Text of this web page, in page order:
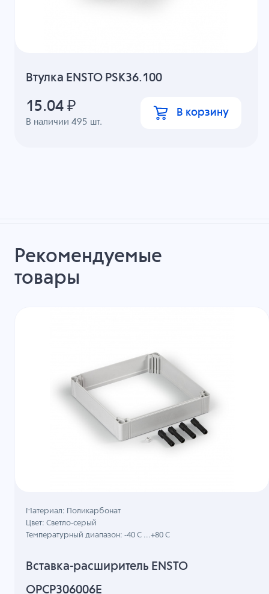
Втулка ENSTO PSK36.100
В наличии495 шт.
15.04 ₽ В корзину
Рекомендуемые
товары
Вставка-расширитель ENSTO
OPCP306006E
Материал: Поликарбонат
Цвет: Светло-серый
Температурный диапазон: -40 C ...+80 C